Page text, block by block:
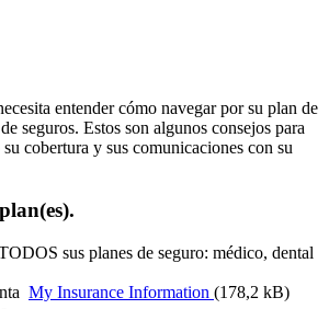
entender cómo navegar por su plan de
seguros. Estos son algunos consejos para
cobertura y sus comunicaciones con su
sus planes de seguro: médico, dental
My Insurance Information (178,2 kB)